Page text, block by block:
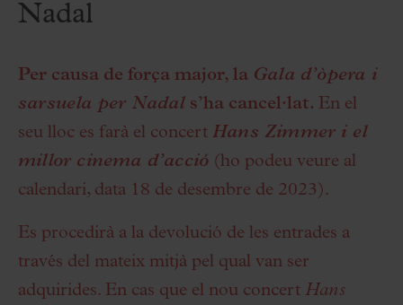
Nadal
Per causa de força major, la Gala d’òpera i
sarsuela per Nadal s’ha cancel·lat. En el
seu lloc es farà el concert Hans Zimmer i el
millor cinema d’acció (ho podeu veure al
calendari, data 18 de desembre de 2023).
Es procedirà a la devolució de les entrades a
través del mateix mitjà pel qual van ser
adquirides. En cas que el nou concert Hans